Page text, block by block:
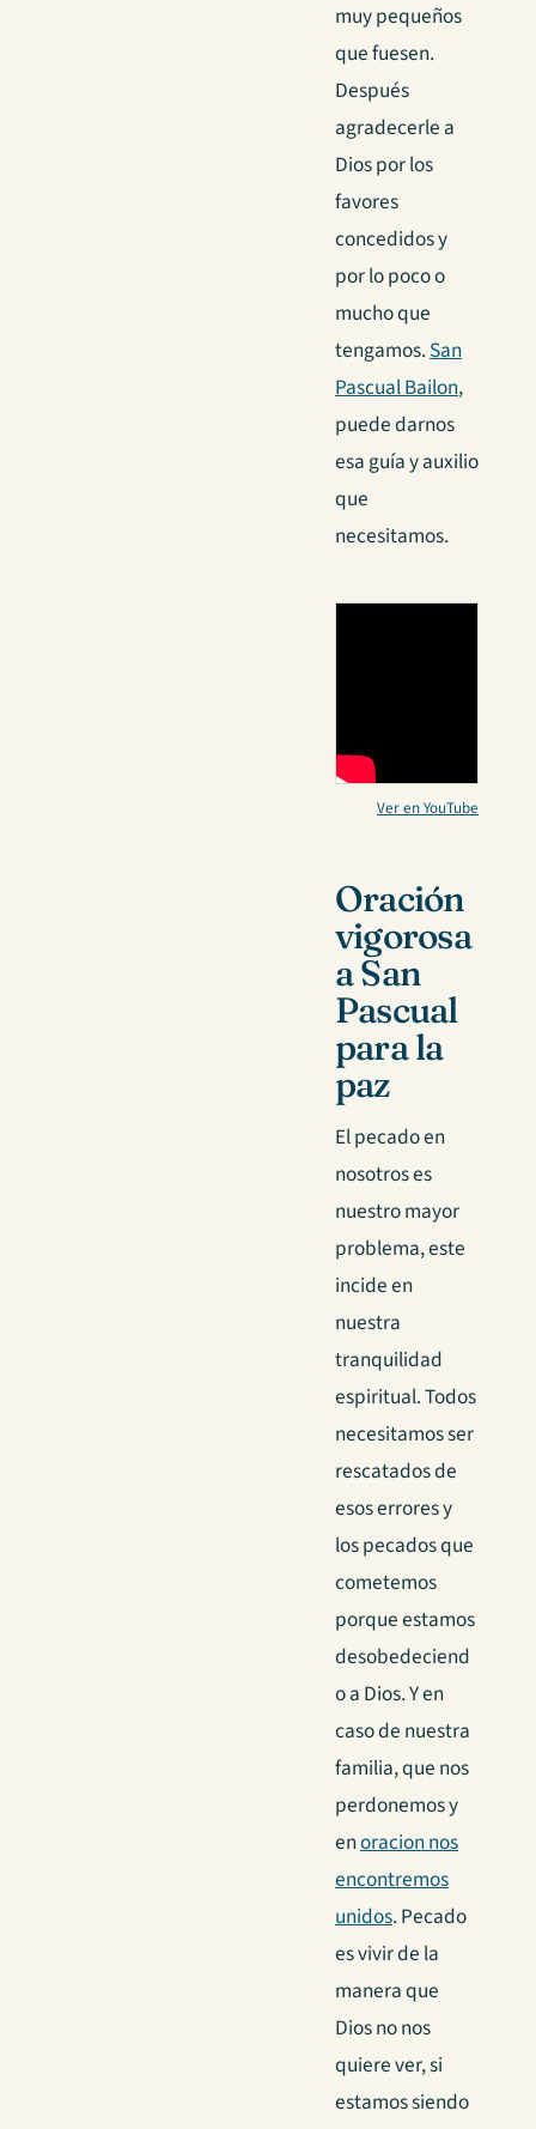
muy pequeños
que fuesen.
Después
agradecerle a
Dios por los
favores
concedidos y
por lo poco o
mucho que
tengamos.San
Pascual Bailon,
puede darnos
esa guía y auxilio
que
necesitamos.
Ver en YouTube
Oración
vigorosa
a San
Pascual
para la
paz
El pecado en
nosotros es
nuestro mayor
problema, este
incide en
nuestra
tranquilidad
espiritual. Todos
necesitamos ser
rescatados de
esos errores y
los pecados que
cometemos
porque estamos
desobedeciend
o a Dios. Y en
caso de nuestra
familia, que nos
perdonemos y
enoracion nos
encontremos
unidos. Pecado
es vivir de la
manera que
Dios no nos
quiere ver, si
estamos siendo